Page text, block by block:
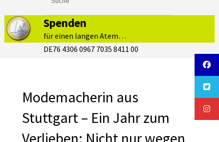
Spenden
für einen langen Atem…
DE76 4306 0967 7035 8411 00
Modemacherin aus
Stuttgart – Ein Jahr zum
Verlieben: Nicht nur wegen